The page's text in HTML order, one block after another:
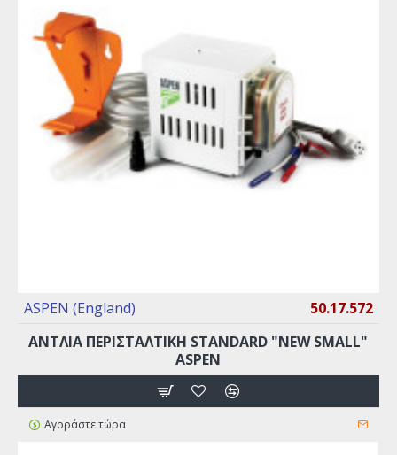
ASPEN (England)
50.17.572
ΑΝΤΛΙΑ ΠΕΡΙΣΤΑΛΤΙΚΗ STANDARD "NEW SMALL"
ASPEN
Αγοράστε τώρα